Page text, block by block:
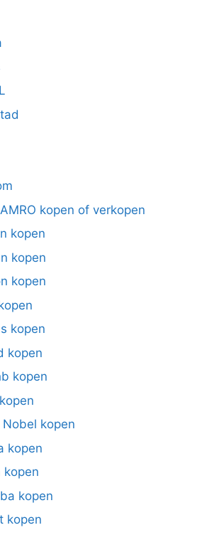
kopen of verkopen
kopen
kopen
kopen
kopen
kopen
kopen
kopen
kopen
kopen
kopen
kopen